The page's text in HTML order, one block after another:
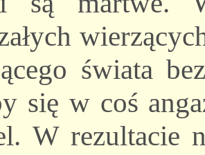
świata
się w coś
W rezultacie